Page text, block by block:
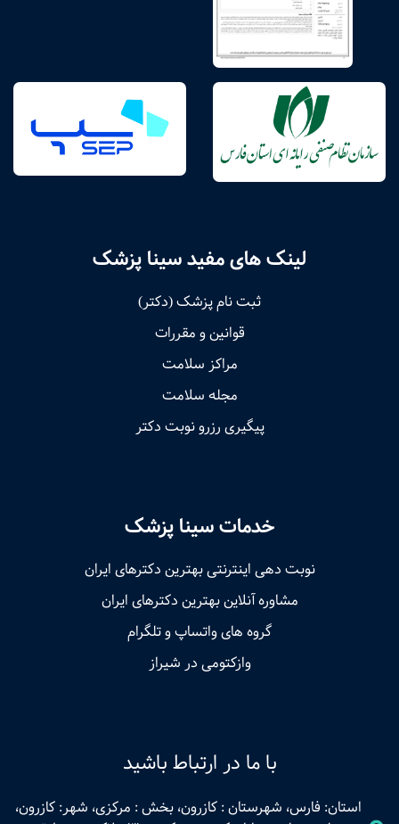
لینک های مفید سینا پزشک
ثبت نام پزشک (دکتر)
قوانین و مقررات
مراکز سلامت
مجله سلامت
پیگیری رزرو نوبت دکتر
خدمات سینا پزشک
نوبت‌ دهی اینترنتی بهترین دکترهای ایران
مشاوره آنلاین بهترین دکترهای ایران
گروه های واتساپ و تلگرام
وازکتومی در شیراز
با ما در ارتباط باشید
استان: فارس، شهرستان : کازرون، بخش : مرکزی، شهر: کازرون،